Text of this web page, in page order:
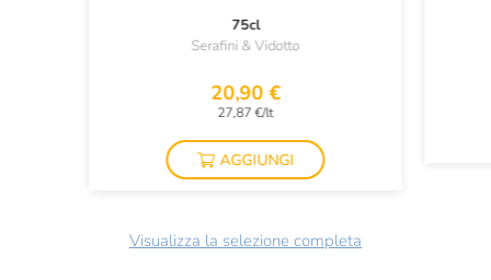
75cl
Serafini & Vidotto
20,90 €
27,87 €/lt
AGGIUNGI
Visualizza la selezione completa